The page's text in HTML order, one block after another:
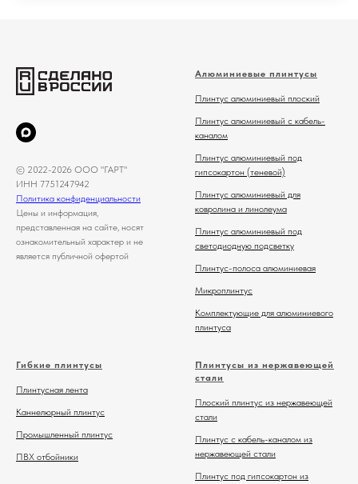
© 2022-2026 ООО "ГАРТ"
ИНН 7751247942
Политика конфиденциальности
Цены и информация,
представленная на сайте, носят
ознакомительный характер и не
является публичной офертой
Алюминиевые плинтусы
Плинтус алюминиевый плоский
Плинтус алюминиевый с кабель-
каналом
Плинтус алюминиевый под
гипсокартон (теневой)
Плинтус алюминиевый для
ковролина и линолеума
Плинтус алюминиевый под
светодиодную подсветку
Плинтус-полоса алюминиевая
Микроплинтус
Комплектующие для алюминиевого
плинтуса
Гибкие плинтусы
Плинтусная лента
Каннелюрный плинтус
Промышленный плинтус
ПВХ отбойники
Плинтусы из нержавеющей
стали
Плоский плинтус из нержавеющей
стали
Плинтус с кабель-каналом из
нержавеющей стали
Плинтус под гипсокартон из